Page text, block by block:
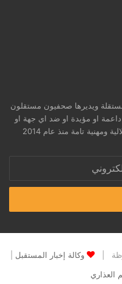
مستقلة ويديرها صحفيون مستقلون
او مؤيدة او ضد اي جهة او
تامة منذ عام 2014
وكالة إخبار المستقبل
العذاري